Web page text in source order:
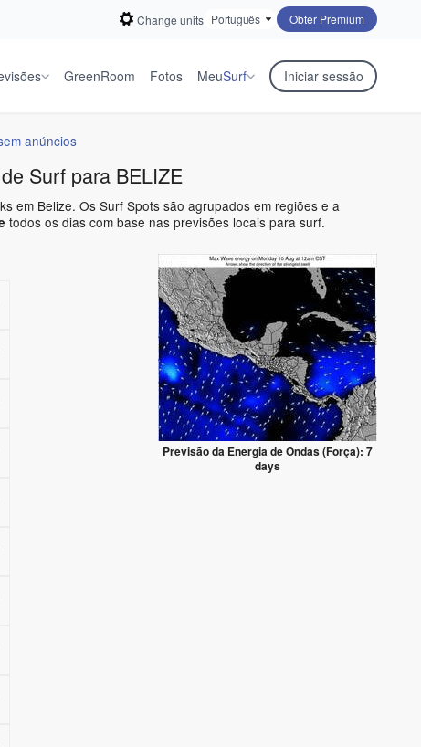
Change units Obter Premium
GreenRoom Fotos MeuSurf Iniciar sessão
anúncios
Surf para BELIZE
em Belize. Os Surf Spots são agrupados em regiões e a
todos os dias com base nas previsões locais para surf.
Previsão da Energia de Ondas (Força): 7
days